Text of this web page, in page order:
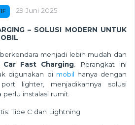
29 Juni 2025
– SOLUSI MODERN UNTUK
menjadi lebih mudah dan
Car Fast Charging . Perangkat ini
digunakan di mobil hanya dengan
lighter, menjadikannya solusi
instalasi rumit.
Tipe C dan Lightning